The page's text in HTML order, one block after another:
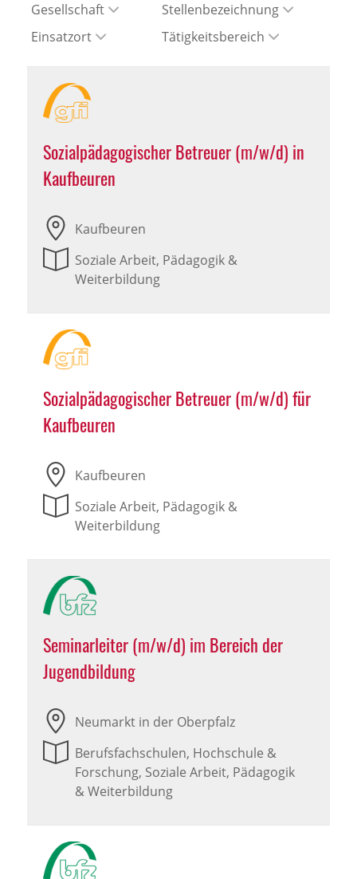
Gesellschaft
Stellenbezeichnung
Einsatzort
Tätigkeitsbereich
Sozialpädagogischer Betreuer (m/w/d) in
Kaufbeuren
Kaufbeuren
Soziale Arbeit, Pädagogik &
Weiterbildung
Sozialpädagogischer Betreuer (m/w/d) für
Kaufbeuren
Kaufbeuren
Soziale Arbeit, Pädagogik &
Weiterbildung
Seminarleiter (m/w/d) im Bereich der
Jugendbildung
Neumarkt in der Oberpfalz
Berufsfachschulen, Hochschule &
Forschung, Soziale Arbeit, Pädagogik
& Weiterbildung